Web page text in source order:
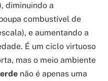
diminuindo a
combustível de
e aumentando a
É um ciclo virtuoso
mas o meio ambiente
não é apenas uma